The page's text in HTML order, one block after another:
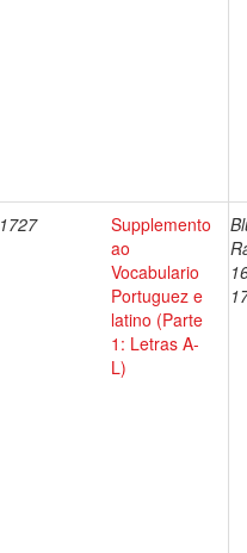
1727
Supplemento
ao
Vocabulario
Portuguez e
latino (Parte
1: Letras A-
L)